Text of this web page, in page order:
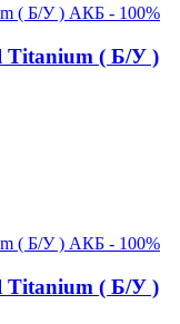
Titanium ( Б/У )
Titanium ( Б/У )